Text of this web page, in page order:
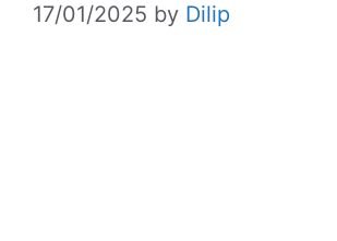
17/01/2025 by Dilip